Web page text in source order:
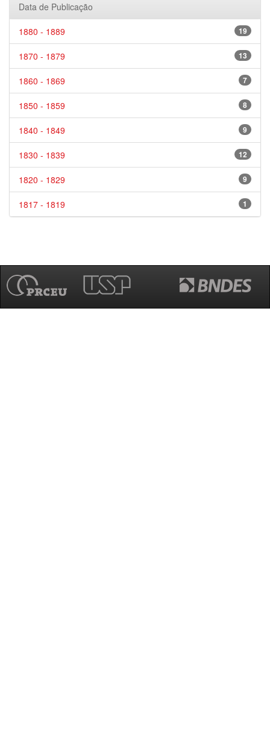
Data de Publicação
19
1880 - 1889
13
1870 - 1879
7
1860 - 1869
8
1850 - 1859
9
1840 - 1849
12
1830 - 1839
9
1820 - 1829
1
1817 - 1819